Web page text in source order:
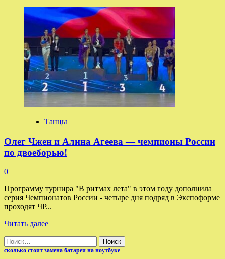
о
Итоги
соревнований
Профессионалов
на
The
Open
Worlds
Танцы
Олег Чжен и Алина Агеева — чемпионы России
по двоеборью!
0
Программу турнира "В ритмах лета" в этом году дополнила
серия Чемпионатов России - четыре дня подряд в Экспоформе
проходят ЧР...
Читать далееПрочитать
Олег
Найти:
сколько стоит замена батареи на ноутбуке